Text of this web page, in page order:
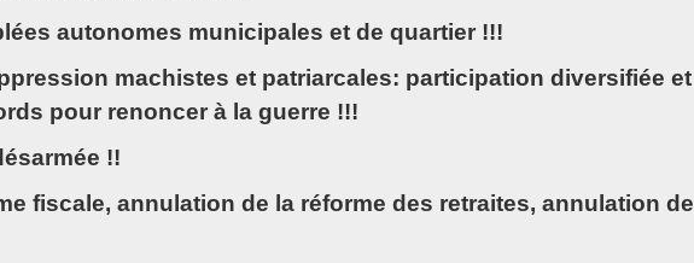
autonomes municipales et de quartier !!!
machistes et patriarcales: participation diversifiée et
pour renoncer à la guerre !!!
!!
fiscale, annulation de la réforme des retraites, annulation de